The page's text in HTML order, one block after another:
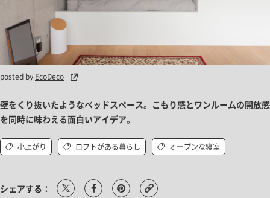
posted by EcoDeco
壁をくり抜いたようなベッドスペース。こもり感とワンルームの開放感
を同時に味わえる面白いアイデア。
小上がり ロフトがある暮らし オープンな寝室
シェアする：